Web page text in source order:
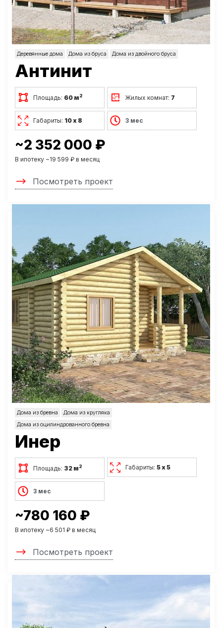
Деревянные дома Дома из бруса Дома из двойного бруса
Антинит
Площадь: 60 м2 Жилых комнат: 7
Габариты: 10 х 8 3 мес
~2 352 000 ₽
В ипотеку ~19 599 ₽ в месяц
Посмотреть проект
Дома из бревна
Дома из кругляка
Дома из оцилиндрованного бревна
Инер
Площадь: 32 м2 Габариты:5 х 5
3 мес
~780 160 ₽
В ипотеку ~6 501 ₽ в месяц
Посмотреть проект